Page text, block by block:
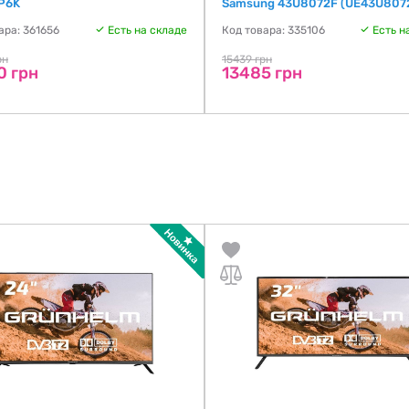
361656 Есть на складе
грн
Samsung 43U8072F
Код товара: 335106 Есть
15439 грн
13485 грн